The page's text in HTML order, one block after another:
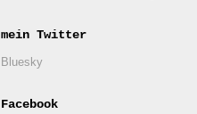
mein Twitter
Bluesky
Facebook